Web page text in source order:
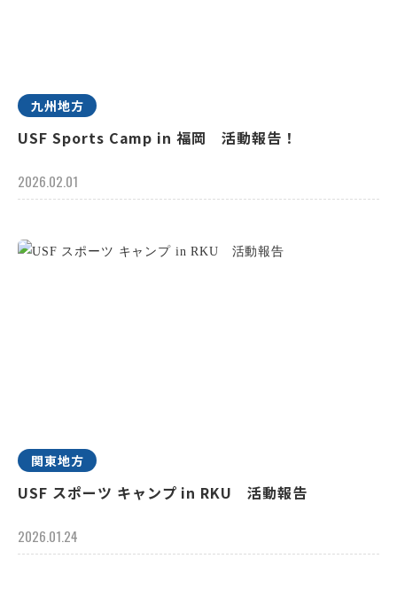
九州地方
USF Sports Camp in 福岡 活動報告！
2026.02.01
関東地方
USF スポーツ キャンプ in RKU 活動報告
2026.01.24